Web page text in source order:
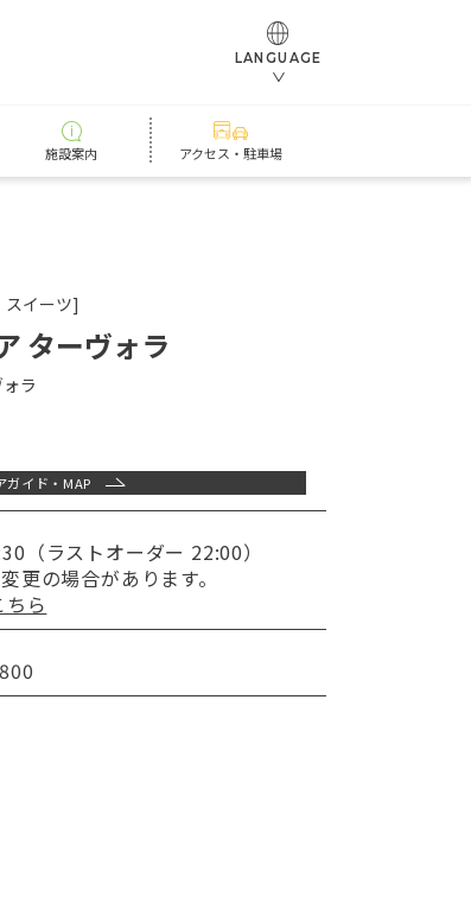
LANGUAGE
施設案内 アクセス・駐車場
スイーツ]
ターヴォラ
ラ
ガイド・MAP
（ラストオーダー 22:00）
更の場合があります。
ら